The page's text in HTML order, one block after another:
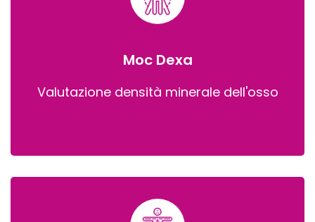
Moc Dexa
Valutazione densità minerale dell'osso